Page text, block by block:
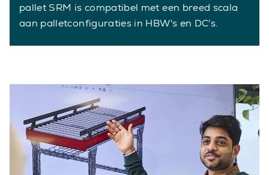
pallet SRM is compatibel met een breed scala
aan palletconfiguraties in HBW's en DC's.